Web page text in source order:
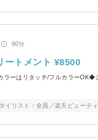
90分
ートメント ¥8500
ーはリタッチ/フルカラー
リスト：全員／楽天ビューテ